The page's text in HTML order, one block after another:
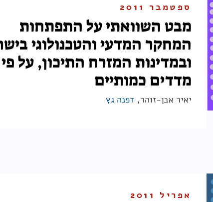
ספטמבר 2011
מבט השוואתי על התפתחות
המחקר המדעי והטכנולוגי
ובמדינות המזרח התיכון, על פי
מדדים כמותיים
יאיר אבן-זוהר, דפנה גץ
אפריל 2011